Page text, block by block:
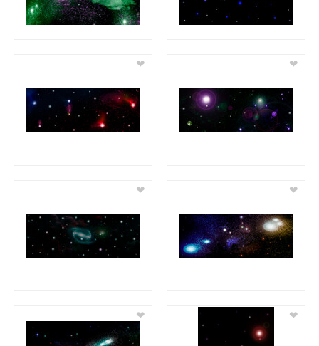
❤ ❤
❤ ❤
❤ ❤